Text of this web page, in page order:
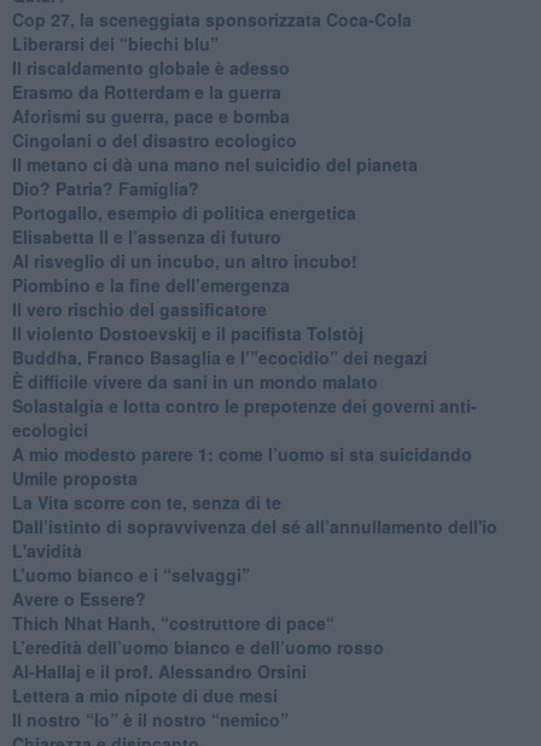
​Cop 27, la sceneggiata sponsorizzata Coca-Cola
​Liberarsi dei “biechi blu”
Il riscaldamento globale è adesso
​Erasmo da Rotterdam e la guerra
​Aforismi su guerra, pace e bomba
Cingolani o del disastro ecologico
​Il metano ci dà una mano nel suicidio del pianeta
​Dio? Patria? Famiglia?
Portogallo, esempio di politica energetica
​Elisabetta II e l’assenza di futuro
Al risveglio di un incubo, un altro incubo!
​Piombino e la fine dell’emergenza
​Il vero rischio del gassificatore
​Il violento Dostoevskij e il pacifista Tolstòj
​Buddha, Franco Basaglia e l’”ecocidio” dei negazi
​È difficile vivere da sani in un mondo malato
Solastalgia e lotta contro le prepotenze dei governi anti-
ecologici
​A mio modesto parere 1: come l’uomo si sta suicidando
​Umile proposta
​La Vita scorre con te, senza di te
​Dall’istinto di sopravvivenza del sé all’annullamento dell'io
L'avidità
​L’uomo bianco e i “selvaggi”
​Avere o Essere?
​Thich Nhat Hanh, “costruttore di pace“
​L’eredità dell’uomo bianco e dell’uomo rosso
Al-Hallaj e il prof. Alessandro Orsini
​Lettera a mio nipote di due mesi
​Il nostro “Io” è il nostro “nemico”